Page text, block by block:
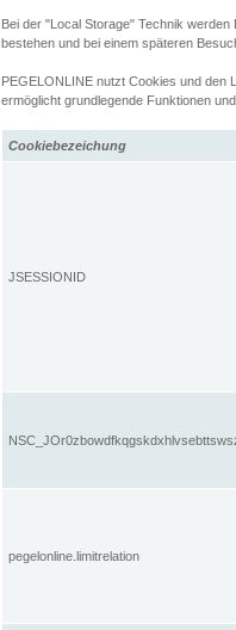
Bei der "Local Storage" Technik
bestehen und bei einem späteren
PEGELONLINE nutzt Cookies und den
ermöglicht grundlegende Funktionen
Cookiebezeichung
JSESSIONID
pegelonline.limitrelation